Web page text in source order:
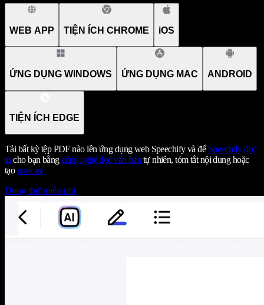
WEB APP TIỆN ÍCH CHROME iOS
ỨNG DỤNG WINDOWS ỨNG DỤNG MAC ANDROID
TIỆN ÍCH EDGE
Tải bất kỳ tệp PDF nào lên ứng dụng web Speechify và để Speechify đọc
tocho bạn bằngcông nghệ đọc văn bản tự nhiên, tóm tắt nội dung hoặc
tạopodcast
Dùng thử miễn phí